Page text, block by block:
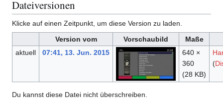
Dateiversionen
Klicke auf einen Zeitpunkt, um diese Version zu laden.
Version vom
Vorschaubild
Maße
aktuell
07:41, 13. Jun. 2015
640 ×
360
(28 KB)
(
Du kannst diese Datei nicht überschreiben.